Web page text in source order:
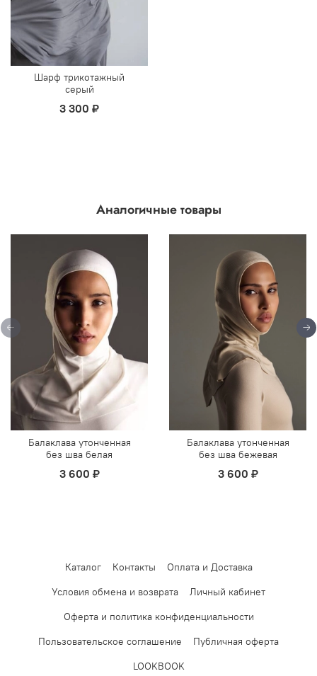
Шарф трикотажный
серый
3 300 ₽
Аналогичные товары
Балаклава утонченная
без шва белая
3 600 ₽
Балаклава утонченная
без шва бежевая
3 600 ₽
Каталог Контакты
Оплата и Доставка
Условия обмена и возврата
Личный кабинет
Оферта и политика конфиденциальности
Пользовательское соглашение
Публичная оферта
LOOKBOOK